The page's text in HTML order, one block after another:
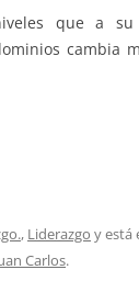
que a
cambia
, Liderazgo y está
Carlos.